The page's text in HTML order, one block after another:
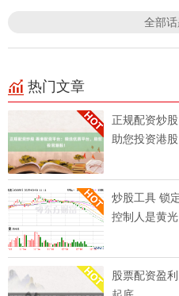
全部
热门文章
正规配资炒
助您投资港股
炒股工具 锁
控制人是黄光
股票配资盈